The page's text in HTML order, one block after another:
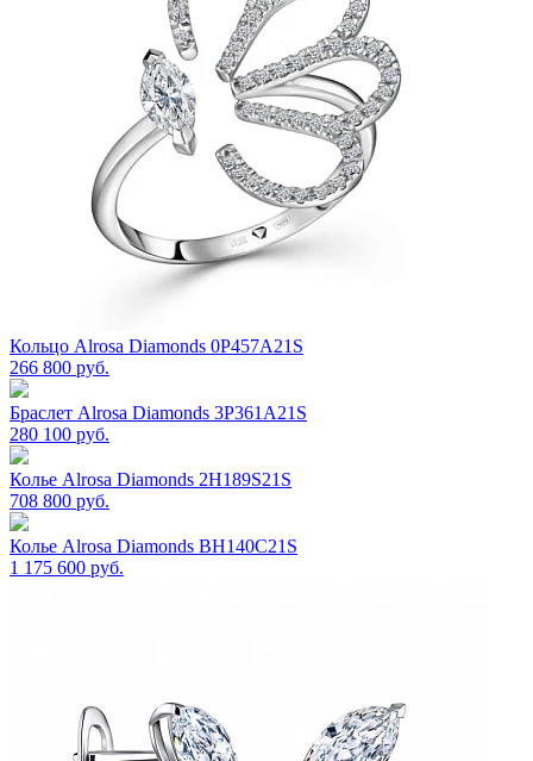
Кольцо Alrosa Diamonds 0P457A21S
266 800 руб.
Браслет Alrosa Diamonds 3P361A21S
280 100 руб.
Колье Alrosa Diamonds 2H189S21S
708 800 руб.
Колье Alrosa Diamonds BH140C21S
1 175 600 руб.